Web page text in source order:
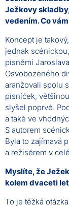
Ježkovy
vedením. Co
Koncept je
jednak
písněmi
Osvobozeného
aranžovali spolu
písniček,
slyšel poprvé.
a také ve
S autorem
Byla to zajímavá
a režisérem v
Myslíte, že
kolem dvaceti
To je těžká